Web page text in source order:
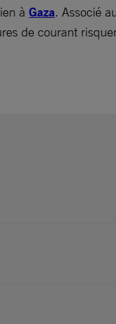
à Gaza. Associé
de courant